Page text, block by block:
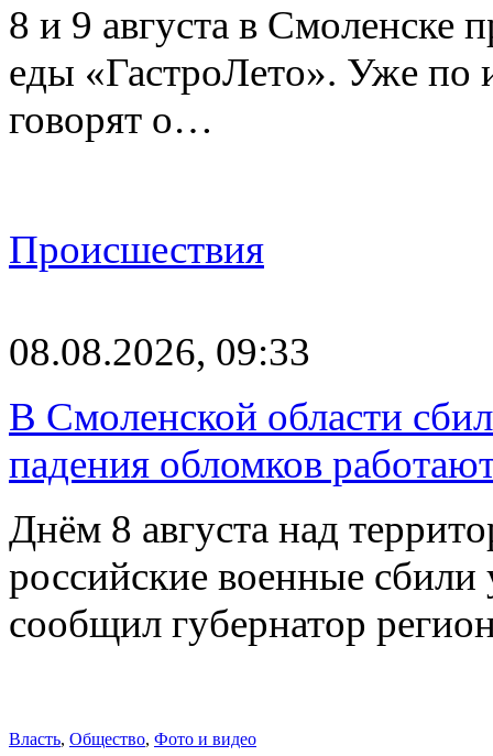
8 и 9 августа в Смоленске
еды «ГастроЛето». Уже по
говорят о…
Происшествия
08.08.2026, 09:33
В Смоленской области
падения обломков
Днём 8 августа над
российские военные
сообщил губернатор
Власть, Общество, Фото и видео